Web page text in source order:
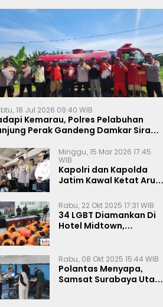
18 Jul 2026 09:40 WIB
Kemarau, Polres Pelabuhan
Perak Gandeng Damkar Siram
Minggu, 15 Mar 2026 17:45
WIB
Kapolri dan Kapolda
Jatim Kawal Ketat Arus
Rabu, 22 Okt 2025 17:31 WIB
34 LGBT Diamankan Di
Hotel Midtown,
Rabu, 08 Okt 2025 15:44 WIB
Polantas Menyapa,
Samsat Surabaya Utara